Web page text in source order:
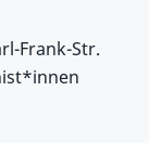
Frank-Str.